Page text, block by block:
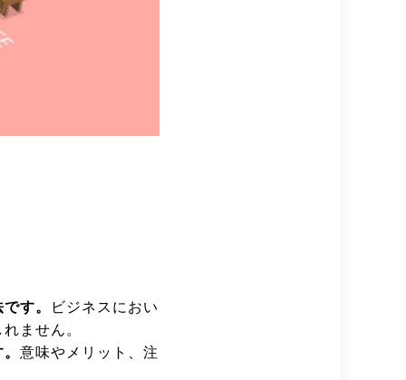
す。
ビジネスにおい
ません。
意味やメリット、注